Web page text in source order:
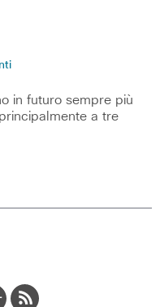
in futuro sempre più
a tre